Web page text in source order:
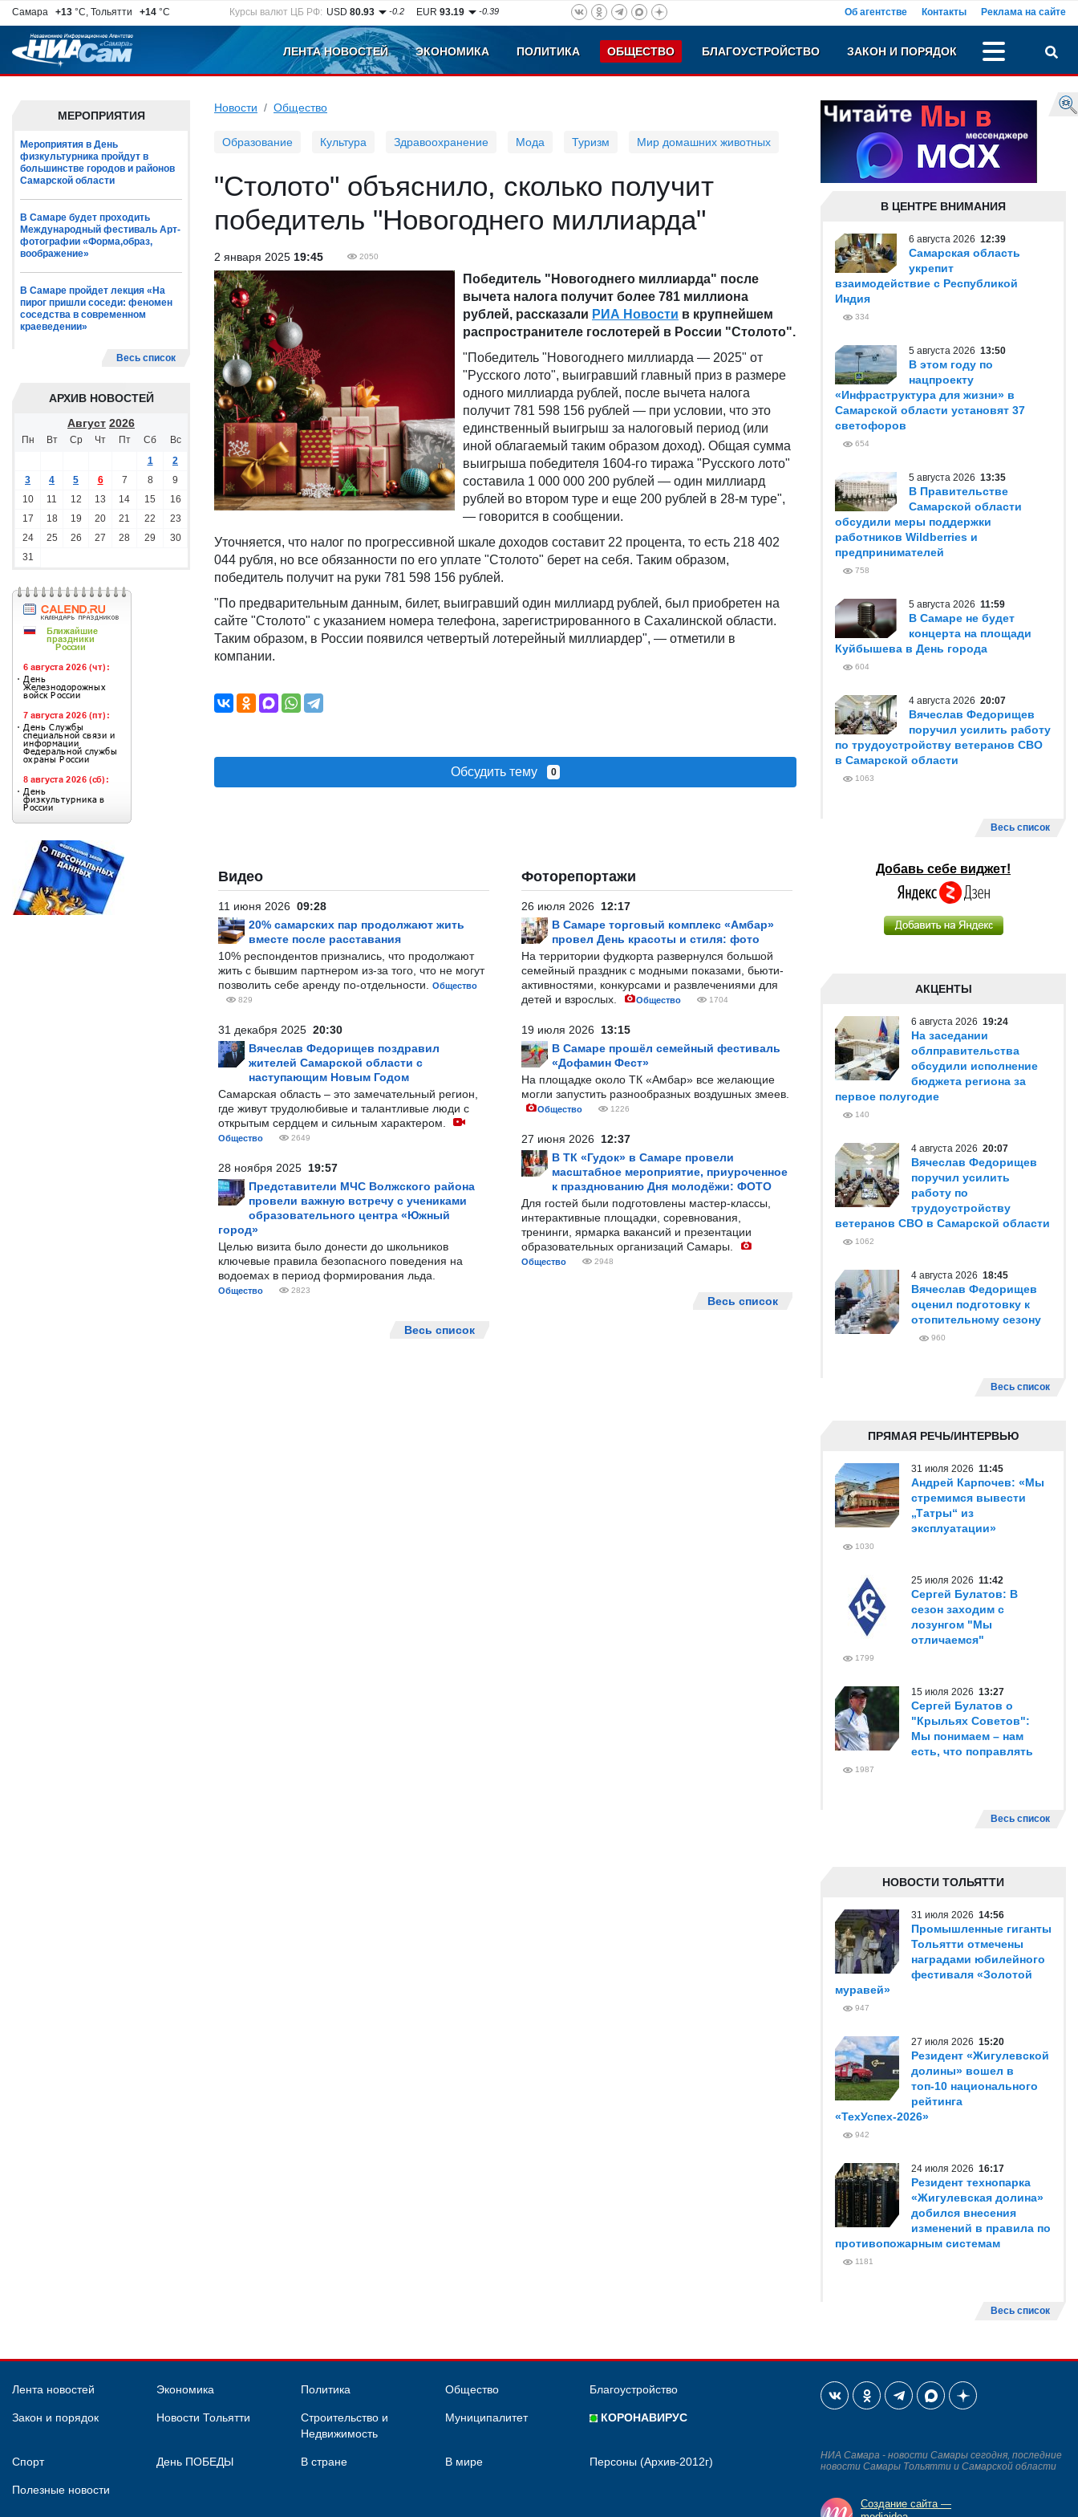
Самара +13 °C, Тольятти +14 °C Курсы валют ЦБ РФ: USD80.93 -0.2 EUR93.19 -0.39 Об агентстве Контакты Реклама на сайте
ЛЕНТА НОВОСТЕЙ ЭКОНОМИКА ПОЛИТИКА ОБЩЕСТВО БЛАГОУСТРОЙСТВО ЗАКОН И ПОРЯДОК
МЕРОПРИЯТИЯ
Мероприятия в День
физкультурника пройдут в
большинстве городов и районов
Самарской области
В Самаре будет проходить
Международный фестиваль Арт-
фотографии «Форма,образ,
воображение»
В Самаре пройдет лекция «На
пирог пришли соседи: феномен
соседства в современном
краеведении»
Весь список
АРХИВ НОВОСТЕЙ
Август 2026
Пн Вт Ср Чт Пт Сб
Вс
1
2
3
4 5 6 7 8
9
10
11 12 13 14 15
16
17
18 19 20 21 22
23
24
25 26 27 28 29
30
31
Новости Общество
Образование Культура Здравоохранение Мода Туризм Мир домашних животных
"Столото" объяснило, сколько получит
победитель "Новогоднего миллиарда"
2 января 2025 19:45 2050
Победитель "Новогоднего миллиарда" после
вычета налога получит более 781 миллиона
рублей, рассказали РИА Новости в крупнейшем
распространителе гослотерей в России "Столото".
"Победитель "Новогоднего миллиарда — 2025" от
"Русского лото", выигравший главный приз в размере
одного миллиарда рублей, после вычета налога
получит 781 598 156 рублей — при условии, что это
единственный выигрыш за налоговый период (или
иной облагаемый таким образом доход). Общая сумма
выигрыша победителя 1604-го тиража "Русского лото"
составила 1 000 000 200 рублей — один миллиард
рублей во втором туре и еще 200 рублей в 28-м туре",
— говорится в сообщении.
Уточняется, что налог по прогрессивной шкале доходов составит 22 процента, то есть 218 402
044 рубля, но все обязанности по его уплате "Столото" берет на себя. Таким образом,
победитель получит на руки 781 598 156 рублей.
"По предварительным данным, билет, выигравший один миллиард рублей, был приобретен на
сайте "Столото" с указанием номера телефона, зарегистрированного в Сахалинской области.
Таким образом, в России появился четвертый лотерейный миллиардер", — отметили в
компании.
Обсудить тему 0
Видео
11 июня 2026 09:28
20% самарских пар продолжают жить
вместе после расставания
10% респондентов признались, что продолжают
жить с бывшим партнером из-за того, что не могут
позволить себе аренду по-отдельности.
Общество
829
31 декабря 2025 20:30
Вячеслав Федорищев поздравил
жителей Самарской области с
наступающим Новым Годом
Самарская область – это замечательный регион,
где живут трудолюбивые и талантливые люди с
открытым сердцем и сильным характером.
Общество 2649
28 ноября 2025 19:57
Представители МЧС Волжского района
провели важную встречу с учениками
образовательного центра «Южный
город»
Целью визита было донести до школьников
ключевые правила безопасного поведения на
водоемах в период формирования льда.
Общество 2823
Весь список
Фоторепортажи
26 июля 2026 12:17
В Самаре торговый комплекс «Амбар»
провел День красоты и стиля: фото
На территории фудкорта развернулся большой
семейный праздник с модными показами, бьюти-
активностями, конкурсами и развлечениями для
детей и взрослых.
Общество 1704
19 июля 2026 13:15
В Самаре прошёл семейный фестиваль
«Дофамин Фест»
На площадке около ТК «Амбар» все желающие
могли запустить разнообразных воздушных змеев.
Общество 1226
27 июня 2026 12:37
В ТК «Гудок» в Самаре провели
масштабное мероприятие, приуроченное
к празднованию Дня молодёжи: ФОТО
Для гостей были подготовлены мастер-классы,
интерактивные площадки, соревнования,
тренинги, ярмарка вакансий и презентации
образовательных организаций Самары.
Общество 2948
Весь список
В ЦЕНТРЕ ВНИМАНИЯ
6 августа 2026 12:39
Самарская область
укрепит
взаимодействие с Республикой
Индия
334
5 августа 2026 13:50
В этом году по
нацпроекту
«Инфраструктура для жизни» в
Самарской области установят 37
светофоров
654
5 августа 2026 13:35
В Правительстве
Самарской области
обсудили меры поддержки
работников Wildberries и
предпринимателей
758
5 августа 2026 11:59
В Самаре не будет
концерта на площади
Куйбышева в День города
604
4 августа 2026 20:07
Вячеслав Федорищев
поручил усилить работу
по трудоустройству ветеранов СВО
в Самарской области
1063
Весь список
Добавь себе виджет!
АКЦЕНТЫ
6 августа 2026 19:24
На заседании
облправительства
обсудили исполнение
бюджета региона за
первое полугодие
140
4 августа 2026 20:07
Вячеслав Федорищев
поручил усилить
работу по
трудоустройству
ветеранов СВО в Самарской области
1062
4 августа 2026 18:45
Вячеслав Федорищев
оценил подготовку к
отопительному сезону
960
Весь список
ПРЯМАЯ РЕЧЬ/ИНТЕРВЬЮ
31 июля 2026 11:45
Андрей Карпочев: «Мы
стремимся вывести
„Татры“ из
эксплуатации»
1030
25 июля 2026 11:42
Сергей Булатов: В
сезон заходим с
лозунгом "Мы
отличаемся"
1799
15 июля 2026 13:27
Сергей Булатов о
"Крыльях Советов":
Мы понимаем – нам
есть, что поправлять
1987
Весь список
НОВОСТИ ТОЛЬЯТТИ
31 июля 2026 14:56
Промышленные гиганты
Тольятти отмечены
наградами юбилейного
фестиваля «Золотой
муравей»
947
27 июля 2026 15:20
Резидент «Жигулевской
долины» вошел в
топ-10 национального
рейтинга
«ТехУспех-2026»
942
24 июля 2026 16:17
Резидент технопарка
«Жигулевская долина»
добился внесения
изменений в правила по
противопожарным системам
1181
Весь список
Лента новостей Экономика Политика Общество Благоустройство
Закон и порядок Новости Тольятти
Строительство и
Недвижимость
Муниципалитет КОРОНАВИРУС
Спорт День ПОБЕДЫ В стране В мире Персоны (Архив-2012г)
Полезные новости
НИА Самара - новости Самары сегодня, последние
новости Самары Тольятти и Самарской области
Создание сайта —